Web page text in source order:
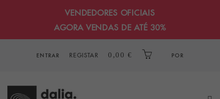
VENDEDORES OFICIAIS
AGORA VENDAS DE ATÉ 30%
ENTRAR REGISTAR 0,00 € POR